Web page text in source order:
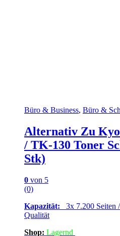
Büro & Business, Büro &
Alternativ Zu
/ TK-130 Toner
Stk)
0 von 5
(0)
Kapazität: 3x 7.200 Seiten
Qualität
Shop: Lagernd